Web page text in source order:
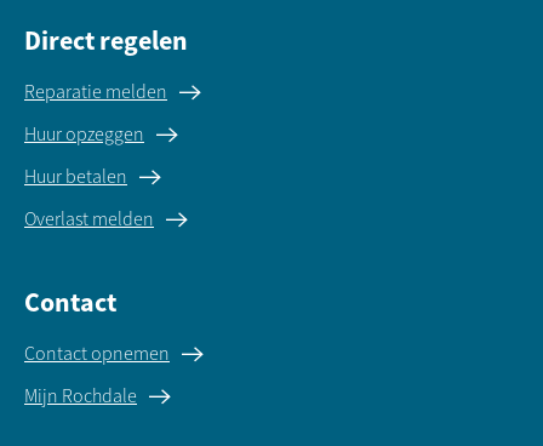
Direct regelen
Reparatie melden
Huur opzeggen
Huur betalen
Overlast melden
Contact
Contact opnemen
Mijn Rochdale